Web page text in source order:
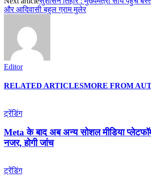
और आदिवासी बहुल ग्राम मुलेर
Editor
RELATED ARTICLESMORE FROM
ट्रेंडिंग
Meta के बाद अब अन्य सोशल मीडिया
नजर, होगी जांच
ट्रेंडिंग